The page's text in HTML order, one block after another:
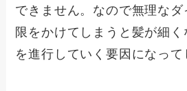
できません。なので無理なダ
限をかけてしまうと髪が細
を進行していく要因になって